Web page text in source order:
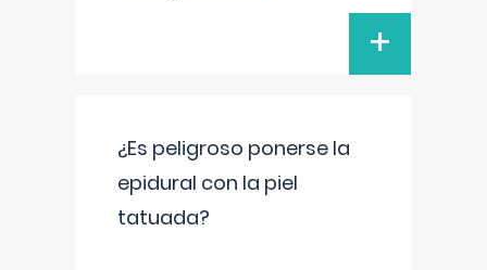
+
¿Es peligroso ponerse la
epidural con la piel
tatuada?